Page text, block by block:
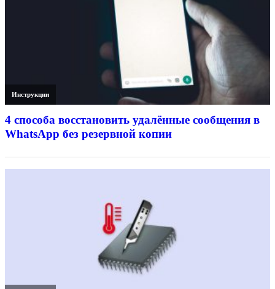
Инструкции
4 способа восстановить удалённые сообщения в
WhatsApp без резервной копии